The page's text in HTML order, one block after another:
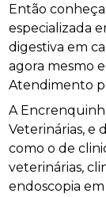
Então
especializada
digestiva em
agora mesmo
Atendimento
A
Veterinárias, e
como o de
veterinárias,
endoscopia